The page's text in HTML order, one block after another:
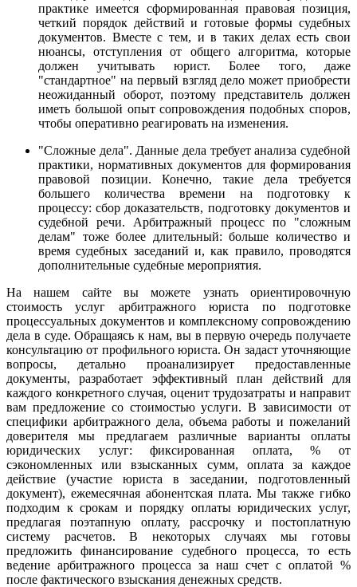
практике имеется сформированная правовая позиция,
четкий порядок действий и готовые формы судебных
документов. Вместе с тем, и в таких делах есть свои
нюансы, отступления от общего алгоритма, которые
должен учитывать юрист. Более того, даже
"стандартное" на первый взгляд дело может приобрести
неожиданный оборот, поэтому представитель должен
иметь большой опыт сопровождения подобных споров,
чтобы оперативно реагировать на изменения.
"Сложные дела". Данные дела требует анализа судебной
практики, нормативных документов для формирования
правовой позиции. Конечно, такие дела требуется
большего количества времени на подготовку к
процессу: сбор доказательств, подготовку документов и
судебной речи. Арбитражный процесс по "сложным
делам" тоже более длительный: больше количество и
время судебных заседаний и, как правило, проводятся
дополнительные судебные мероприятия.
На нашем сайте вы можете узнать ориентировочную
стоимость услуг арбитражного юриста по подготовке
процессуальных документов и комплексному сопровождению
дела в суде. Обращаясь к нам, вы в первую очередь получаете
консультацию от профильного юриста. Он задаст уточняющие
вопросы, детально проанализирует предоставленные
документы, разработает эффективный план действий для
каждого конкретного случая, оценит трудозатраты и направит
вам предложение со стоимостью услуги. В зависимости от
специфики арбитражного дела, объема работы и пожеланий
доверителя мы предлагаем различные варианты оплаты
юридических услуг: фиксированная оплата, % от
сэкономленных или взысканных сумм, оплата за каждое
действие (участие юриста в заседании, подготовленный
документ), ежемесячная абонентская плата. Мы также гибко
подходим к срокам и порядку оплаты юридических услуг,
предлагая поэтапную оплату, рассрочку и постоплатную
систему расчетов. В некоторых случаях мы готовы
предложить финансирование судебного процесса, то есть
ведение арбитражного процесса за наш счет с оплатой %
после фактического взыскания денежных средств.